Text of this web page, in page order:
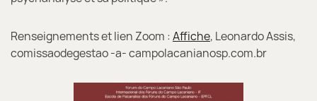
Renseignements et lien Zoom : Affiche, Leonardo Assis,
comissaodegestao -a- campolacanianosp.com.br